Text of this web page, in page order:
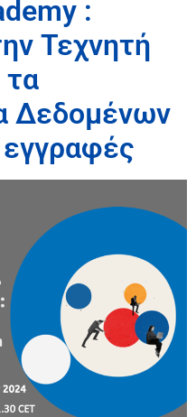
:
Τεχνητή
τα
Δεδομένων
εγγραφές